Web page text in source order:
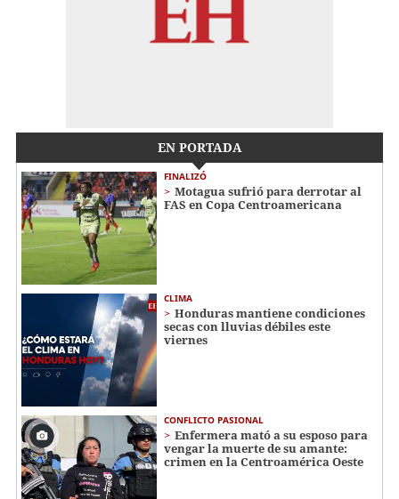
EN PORTADA
FINALIZÓ
Motagua sufrió para derrotar al
FAS en Copa Centroamericana
CLIMA
Honduras mantiene condiciones
secas con lluvias débiles este
viernes
CONFLICTO PASIONAL
Enfermera mató a su esposo para
vengar la muerte de su amante:
crimen en la Centroamérica Oeste